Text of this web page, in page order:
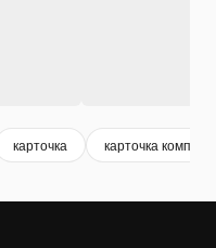
карточка карточка